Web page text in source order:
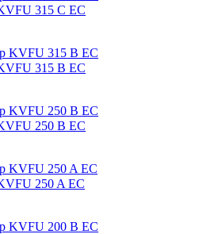
315 C EC
315 B EC
250 B EC
250 A EC